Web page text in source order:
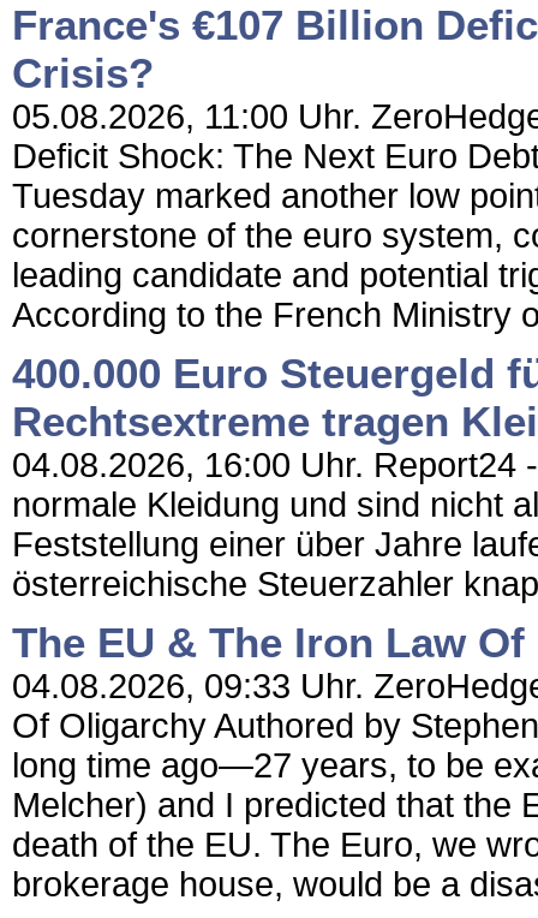
France's €107 Billion
Crisis?
05.08.2026, 11:00 Uhr.
Deficit Shock: The Next Euro
Tuesday marked another low
cornerstone of the euro system,
leading candidate and potential
According to the French Ministry
400.000 Euro Steuergeld
Rechtsextreme tragen
04.08.2026, 16:00 Uhr.
normale Kleidung und sind nicht
Feststellung einer über Jahre
österreichische Steuerzahler
The EU & The Iron Law
04.08.2026, 09:33 Uhr.
Of Oligarchy Authored by
long time ago—27 years, to be
Melcher) and I predicted that the
death of the EU. The Euro, we
brokerage house, would be a